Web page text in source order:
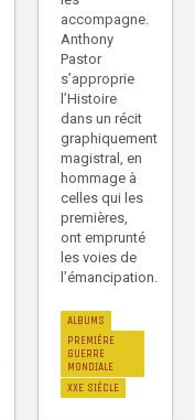
accompagne.
Anthony
Pastor
s’approprie
l’Histoire
dans un récit
graphiquement
magistral, en
hommage à
celles qui les
premières,
ont emprunté
les voies de
l’émancipation.
ALBUMS
PREMIÈRE
GUERRE
MONDIALE
XXE SIÈCLE